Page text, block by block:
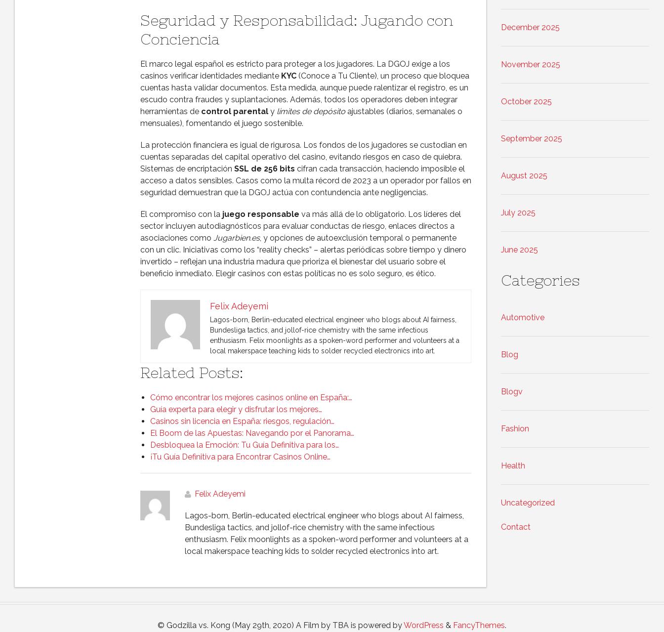
Seguridad y Responsabilidad: Jugando con
Conciencia
El marco legal español es estricto para proteger a los jugadores. La DGOJ exige a los
casinos verificar identidades mediante KYC(Conoce a Tu Cliente), un proceso que bloquea
cuentas hasta validar documentos. Esta medida, aunque puede ralentizar el registro, es un
escudo contra fraudes y suplantaciones. Además, todos los operadores deben integrar
herramientas de control parentaly límites de depósitoajustables (diarios, semanales o
mensuales), fomentando el juego sostenible.
La protección financiera es igual de rigurosa. Los fondos de los jugadores se custodian en
cuentas separadas del capital operativo del casino, evitando riesgos en caso de quiebra.
Sistemas de encriptación SSL de 256 bits cifran cada transacción, haciendo imposible el
acceso a datos sensibles. Casos como la multa récord de 2023 a un operador por fallos en
seguridad demuestran que la DGOJ actúa con contundencia ante negligencias.
El compromiso con la juego responsable va más allá de lo obligatorio. Los líderes del
sector incluyen autodiagnósticos para evaluar conductas de riesgo, enlaces directos a
asociaciones como Jugarbien.es, y opciones de autoexclusión temporal o permanente
con un clic. Iniciativas como los “reality checks” – alertas periódicas sobre tiempo y dinero
invertido – reflejan una industria madura que prioriza el bienestar del usuario sobre el
beneficio inmediato. Elegir casinos con estas políticas no es solo seguro, es ético.
Felix Adeyemi
Lagos-born, Berlin-educated electrical engineer who blogs about AI fairness,
Bundesliga tactics, and jollof-rice chemistry with the same infectious
enthusiasm. Felix moonlights as a spoken-word performer and volunteers at a
local makerspace teaching kids to solder recycled electronics into art.
Related Posts:
Cómo encontrar los mejores casinos online en España:…
Guía experta para elegir y disfrutar los mejores…
Casinos sin licencia en España: riesgos, regulación…
El Boom de las Apuestas: Navegando por el Panorama…
Desbloquea la Emoción: Tu Guía Definitiva para los…
¡Tu Guía Definitiva para Encontrar Casinos Online…
Felix Adeyemi
Lagos-born, Berlin-educated electrical engineer who blogs about AI fairness,
Bundesliga tactics, and jollof-rice chemistry with the same infectious
enthusiasm. Felix moonlights as a spoken-word performer and volunteers at a
local makerspace teaching kids to solder recycled electronics into art.
December 2025
November 2025
October 2025
September 2025
August 2025
July 2025
June 2025
Categories
Automotive
Blog
Blogv
Fashion
Health
Uncategorized
Contact
© Godzilla vs. Kong (May 29th, 2020) A Film by TBA is powered byWordPress & FancyThemes.